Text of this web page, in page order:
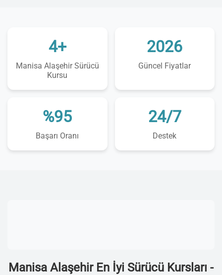
4+
Manisa Alaşehir Sürücü
Kursu
2026
Güncel Fiyatlar
%95
Başarı Oranı
24/7
Destek
Manisa Alaşehir En İyi Sürücü Kursları -